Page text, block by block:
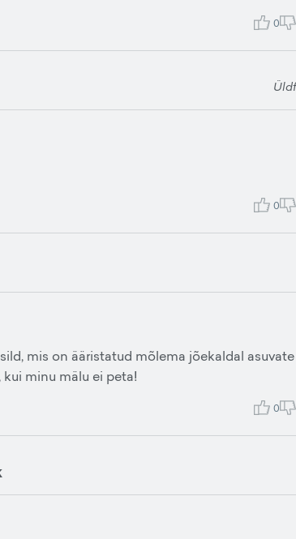
0
0
mis on ääristatud mõlema jõekaldal asuvate
minu mälu ei peta!
0